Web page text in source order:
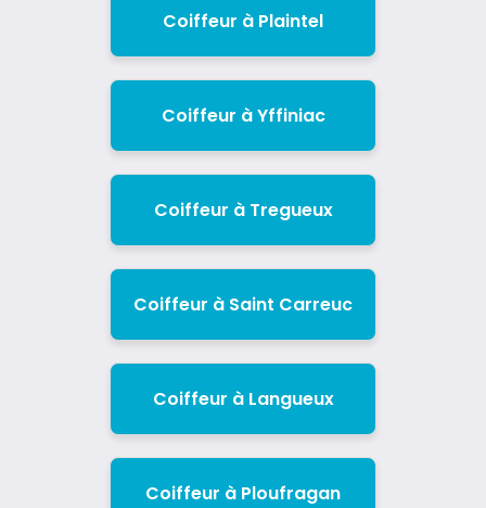
Coiffeur à Plaintel
Coiffeur à Yffiniac
Coiffeur à Tregueux
Coiffeur à Saint Carreuc
Coiffeur à Langueux
Coiffeur à Ploufragan